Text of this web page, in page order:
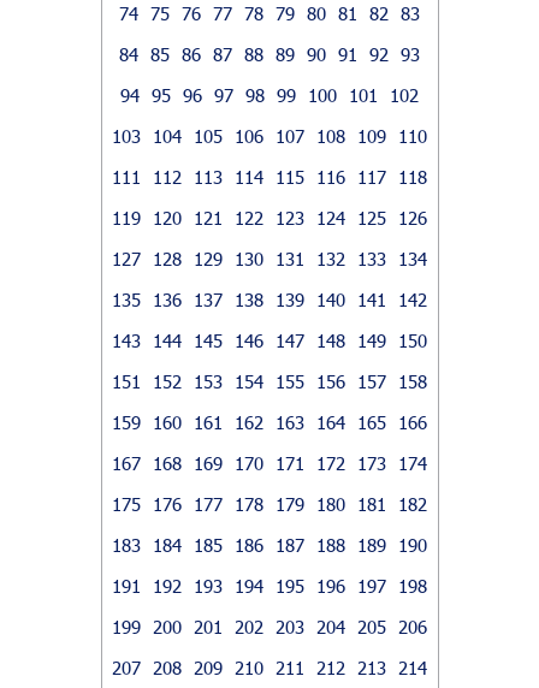
74 75 76 77 78 79 80 81 82
83
84 85 86 87 88 89 90 91 92
93
94 95 96 97 98 99 100 101
102
103
104 105 106 107 108 109
110
111
112 113 114 115 116 117
118
119
120 121 122 123 124 125
126
127
128 129 130 131 132 133
134
135
136 137 138 139 140 141
142
143
144 145 146 147 148 149
150
151
152 153 154 155 156 157
158
159
160 161 162 163 164 165
166
167
168 169 170 171 172 173
174
175
176 177 178 179 180 181
182
183
184 185 186 187 188 189
190
191
192 193 194 195 196 197
198
199
200 201 202 203 204 205
206
207
208 209 210 211 212 213
214